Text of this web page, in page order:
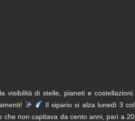
visibilità di stelle, pianeti e costellazioni.
️ Il sipario si alza lunedì 3 col
che non capitava da cento anni, pari a 20